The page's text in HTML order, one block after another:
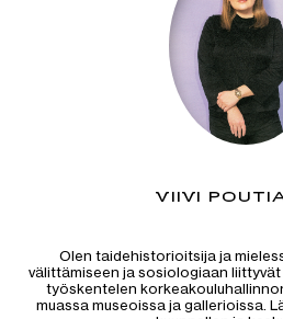
VIIVI
Olen taidehistorioitsija ja
välittämiseen ja sosiologiaan
työskentelen
muassa museoissa ja gallerioissa.